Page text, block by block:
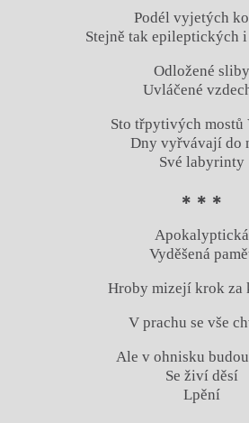
Podél vyjetých
Stejně tak epileptických
Odložené sliby
Uvláčené
Sto třpytivých mostů
Dny vyřvávají do
Své labyrinty
* * *
Apokalyptická
Vyděšená
Hroby mizejí krok za
V prachu se vše
Ale v ohnisku
Se živí děsí
Lpění